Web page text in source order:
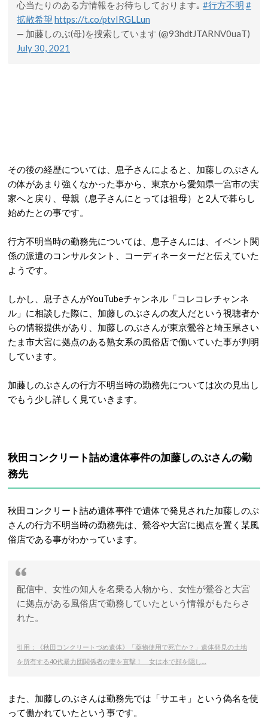
心当たりのある方情報をお待ちしております｡ #行方不明 #
拡散希望 https://t.co/ptvIRGLLun
— 加藤しのぶ(母)を捜索しています (@93hdtJTARNV0uaT)
July 30, 2021
その後の経歴については、息子さんによると、加藤しのぶさん
の体があまり強くなかった事から、東京から愛知県一宮市の実
家へと戻り、母親（息子さんにとっては祖母）と2人で暮らし
始めたとの事です。
行方不明当時の勤務先については、息子さんには、イベント関
係の派遣のコンサルタント、コーディネーターだと伝えていた
ようです。
しかし、息子さんがYouTubeチャンネル「コレコレチャンネ
ル」に相談した際に、加藤しのぶさんの友人だという視聴者か
らの情報提供があり、加藤しのぶさんが東京鶯谷と埼玉県さい
たま市大宮に拠点のある熟女系の風俗店で働いていた事が判明
しています。
加藤しのぶさんの行方不明当時の勤務先については次の見出し
でもう少し詳しく見ていきます。
秋田コンクリート詰め遺体事件の加藤しのぶさんの勤
務先
秋田コンクリート詰め遺体事件で遺体で発見された加藤しのぶ
さんの行方不明当時の勤務先は、鶯谷や大宮に拠点を置く某風
俗店である事がわかっています。
配信中、女性の知人を名乗る人物から、女性が鶯谷と大宮
に拠点がある風俗店で勤務していたという情報がもたらさ
れた。
引用：《秋田コンクリートづめ遺体》「薬物使用で死亡か？」遺体発見の土地
を所有する40代暴力団関係者の妻を直撃！ 女は本で顔を隠し…
また、加藤しのぶさんは勤務先では「サエキ」という偽名を使
って働かれていたという事です。